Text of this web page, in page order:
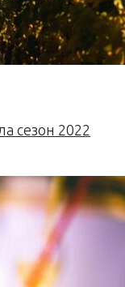
сезон 2022